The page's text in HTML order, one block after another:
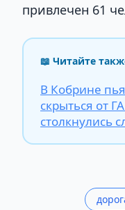
привлечен 61
📖 Читайте
В Кобрине
скрыться от
столкнулись